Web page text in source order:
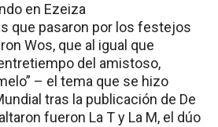
en Ezeiza
que pasaron por los festejos
Wos, que al igual que
del amistoso,
– el tema que se hizo
tras la publicación de De
fueron La T y La M, el dúo